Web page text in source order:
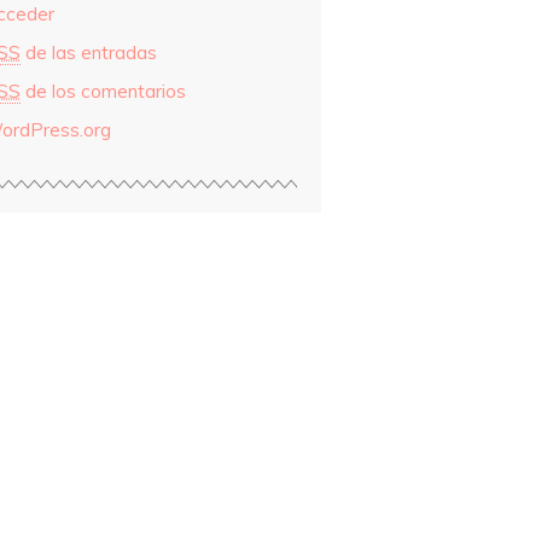
de las entradas
de los comentarios